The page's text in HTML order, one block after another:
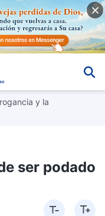
y la
ser podado